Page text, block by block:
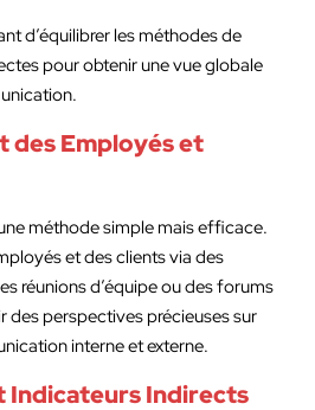
d’équilibrer les méthodes de
pour obtenir une vue globale
des Employés et
méthode simple mais efficace.
et des clients via des
réunions d’équipe ou des forums
des perspectives précieuses sur
interne et externe.
Indicateurs Indirects